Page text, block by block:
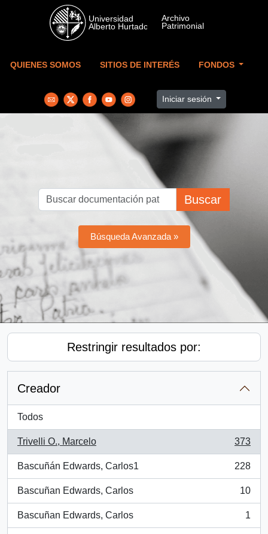
Skip to main content
QUIENES SOMOS SITIOS DE INTERÉS FONDOS
Iniciar sesión
Buscar
Búsqueda Avanzada »
Restringir resultados por:
Creador
Todos
Trivelli O., Marcelo
, 373 resultados
373
Bascuñán Edwards, Carlos1
, 228 resultados
228
Bascuñan Edwards, Carlos
, 10 resultados
10
Bascuñan Edwards, Carlos
, 1 resultados
1